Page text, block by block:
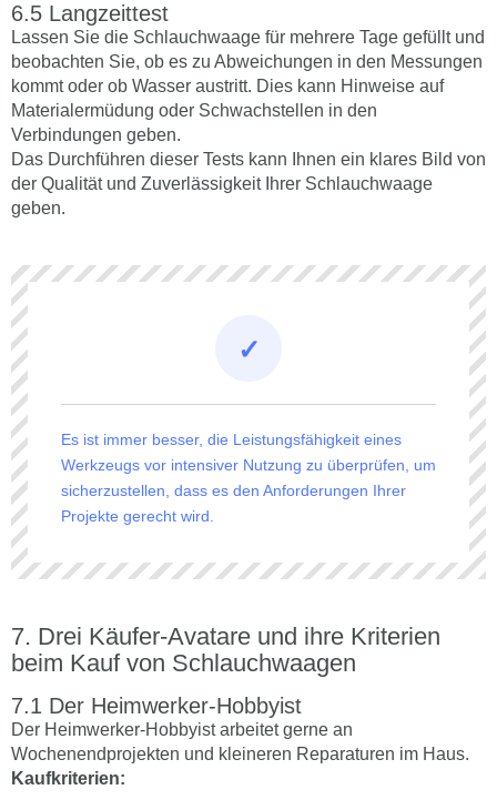
Langzeittest
Lassen Sie die Schlauchwaage für mehrere Tage gefüllt und
beobachten Sie, ob es zu Abweichungen in den Messungen
kommt oder ob Wasser austritt. Dies kann Hinweise auf
Materialermüdung oder Schwachstellen in den
Verbindungen geben.
Das Durchführen dieser Tests kann Ihnen ein klares Bild von
der Qualität und Zuverlässigkeit Ihrer Schlauchwaage
geben.
Es ist immer besser, die Leistungsfähigkeit eines
Werkzeugs vor intensiver Nutzung zu überprüfen, um
sicherzustellen, dass es den Anforderungen Ihrer
Projekte gerecht wird.
Drei Käufer-Avatare und ihre Kriterien
beim Kauf von Schlauchwaagen
Der Heimwerker-Hobbyist
Der Heimwerker-Hobbyist arbeitet gerne an
Wochenendprojekten und kleineren Reparaturen im Haus.
Kaufkriterien: